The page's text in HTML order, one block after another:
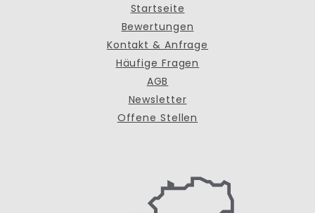
Startseite
Bewertungen
Kontakt & Anfrage
Häufige Fragen
AGB
Newsletter
Offene Stellen